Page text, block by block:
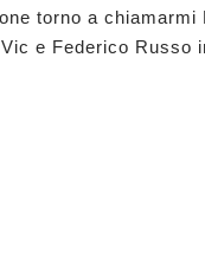
torno a chiamarmi
e Federico Russo